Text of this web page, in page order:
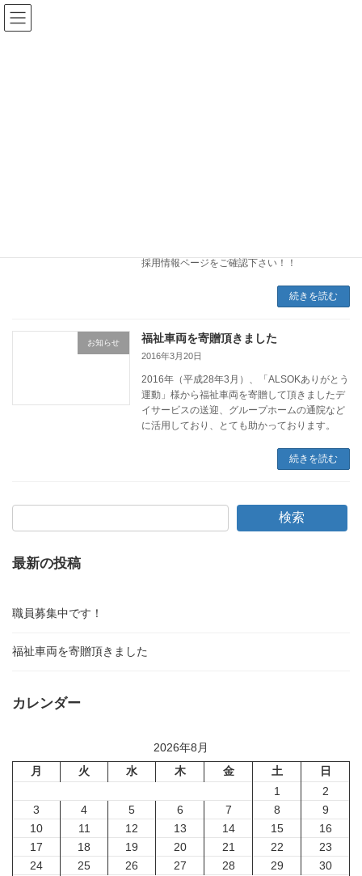
コ
ン
テ
ナ
ビ
ゲ
採用情報ページをご確認下さい！！
続きを読む
お知らせ 福祉車両を寄贈頂きました
2016年3月20日
2016年（平成28年3月）、「ALSOKありがとう
運動」様から福祉車両を寄贈して頂きましたデ
イサービスの送迎、グループホームの通院など
に活用しており、とても助かっております。
続きを読む
検索
最新の投稿
職員募集中です！
福祉車両を寄贈頂きました
カレンダー
2026年8月
月
火 水 木 金 土
日
1
2
3
4 5 6 7 8
9
10
11 12 13 14 15
16
17
18 19 20 21 22
23
24
25 26 27 28 29
30